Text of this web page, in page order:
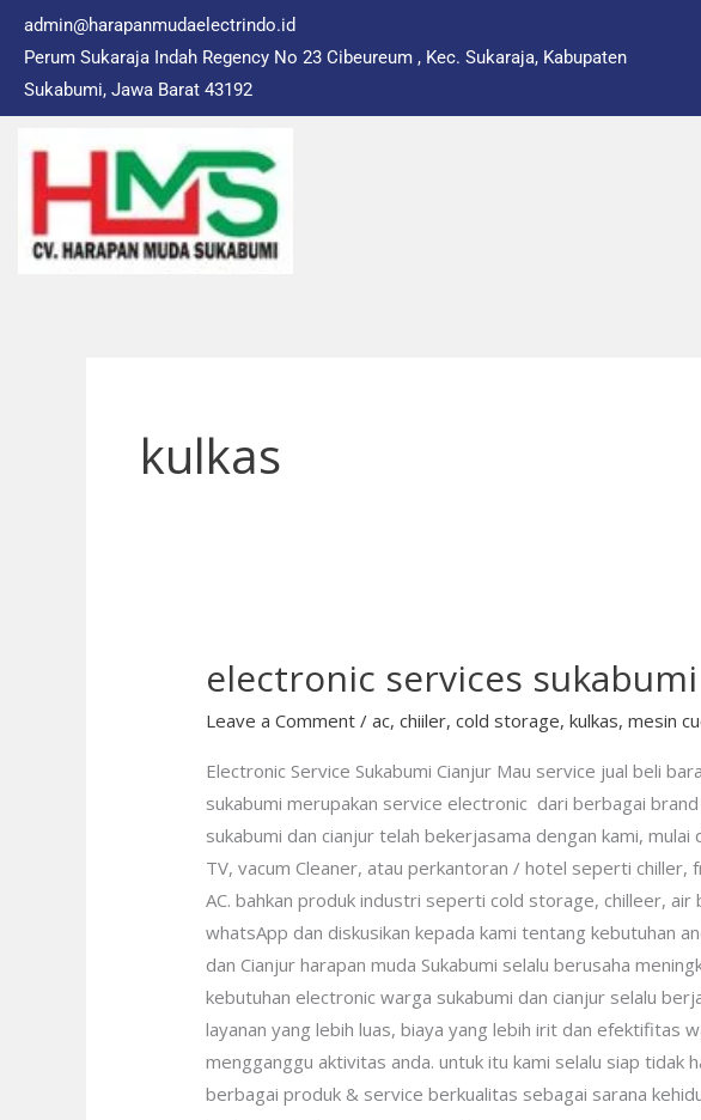
content
admin@harapanmudaelectrindo.id
Perum Sukaraja Indah Regency No 23 Cibeureum , Kec. Sukaraja, Kabupaten
Sukabumi, Jawa Barat 43192
kulkas
electronic services sukabumi
Leave a Comment /ac,chiiler,cold storage,kulkas,mesin
Electronic Service Sukabumi Cianjur Mau service jual beli
sukabumi merupakan service electronic dari berbagai
sukabumi dan cianjur telah bekerjasama dengan kami,
TV, vacum Cleaner, atau perkantoran / hotel seperti
AC. bahkan produk industri seperti cold storage, chilleer,
whatsApp dan diskusikan kepada kami tentang kebutuhan
dan Cianjur harapan muda Sukabumi selalu berusaha
kebutuhan electronic warga sukabumi dan cianjur selalu
layanan yang lebih luas, biaya yang lebih irit dan efektifitas
mengganggu aktivitas anda. untuk itu kami selalu siap tidak
berbagai produk & service berkualitas sebagai sarana
electronic
sukabumi